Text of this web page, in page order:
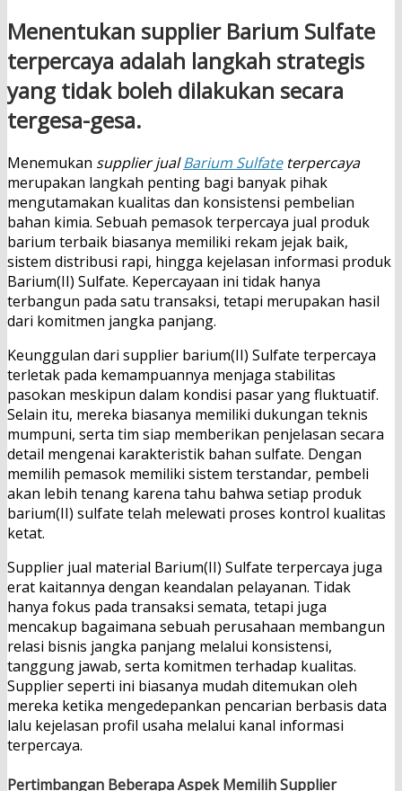
Menentukan supplier Barium Sulfate
terpercaya adalah langkah strategis
yang tidak boleh dilakukan secara
tergesa-gesa.
Menemukan supplier jualBarium Sulfateterpercaya
merupakan langkah penting bagi banyak pihak
mengutamakan kualitas dan konsistensi pembelian
bahan kimia. Sebuah pemasok terpercaya jual produk
barium terbaik biasanya memiliki rekam jejak baik,
sistem distribusi rapi, hingga kejelasan informasi produk
Barium(II) Sulfate. Kepercayaan ini tidak hanya
terbangun pada satu transaksi, tetapi merupakan hasil
dari komitmen jangka panjang.
Keunggulan dari supplier barium(II) Sulfate terpercaya
terletak pada kemampuannya menjaga stabilitas
pasokan meskipun dalam kondisi pasar yang fluktuatif.
Selain itu, mereka biasanya memiliki dukungan teknis
mumpuni, serta tim siap memberikan penjelasan secara
detail mengenai karakteristik bahan sulfate. Dengan
memilih pemasok memiliki sistem terstandar, pembeli
akan lebih tenang karena tahu bahwa setiap produk
barium(II) sulfate telah melewati proses kontrol kualitas
ketat.
Supplier jual material Barium(II) Sulfate terpercaya juga
erat kaitannya dengan keandalan pelayanan. Tidak
hanya fokus pada transaksi semata, tetapi juga
mencakup bagaimana sebuah perusahaan membangun
relasi bisnis jangka panjang melalui konsistensi,
tanggung jawab, serta komitmen terhadap kualitas.
Supplier seperti ini biasanya mudah ditemukan oleh
mereka ketika mengedepankan pencarian berbasis data
lalu kejelasan profil usaha melalui kanal informasi
terpercaya.
Pertimbangan Beberapa Aspek Memilih Supplier